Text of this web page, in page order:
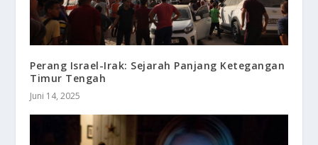
Perang Israel-Irak: Sejarah Panjang Ketegangan
Timur Tengah
Juni 14, 2025